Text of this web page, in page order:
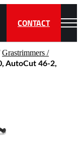
CONTACT
Grastrimmers /
AutoCut 46-2,